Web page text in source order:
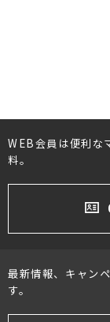
WEB会員は便利な
料。
最新情報、キャン
す。